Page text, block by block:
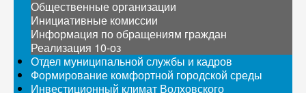
Общественные организации
Инициативные комиссии
Информация по обращениям граждан
Реализация 10-оз
Отдел муниципальной службы и кадров
Формирование комфортной городской среды
Инвестиционный климат Волховского